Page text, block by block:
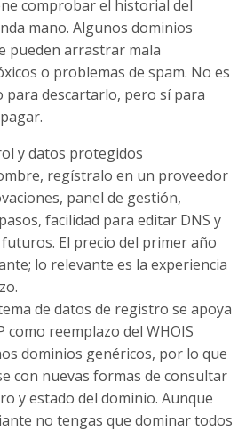
comprobar el historial del
mano. Algunos dominios
pueden arrastrar mala
o problemas de spam. No es
descartarlo, pero sí para
y datos protegidos
regístralo en un proveedor
panel de gestión,
facilidad para editar DNS y
El precio del primer año
lo relevante es la experiencia
de datos de registro se apoya
como reemplazo del WHOIS
dominios genéricos, por lo que
con nuevas formas de consultar
y estado del dominio. Aunque
no tengas que dominar todos